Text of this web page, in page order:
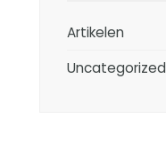
Artikelen
Uncategorized